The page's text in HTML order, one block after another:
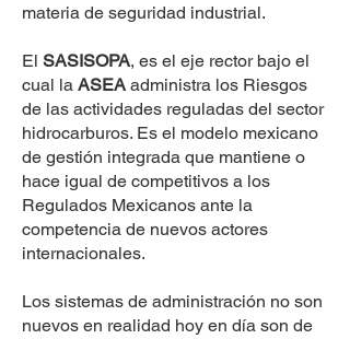
materia de seguridad industrial.
El SASISOPA, es el eje rector bajo el
cual la ASEA administra los Riesgos
de las actividades reguladas del sector
hidrocarburos. Es el modelo mexicano
de gestión integrada que mantiene o
hace igual de competitivos a los
Regulados Mexicanos ante la
competencia de nuevos actores
internacionales.
Los sistemas de administración no son
nuevos en realidad hoy en día son de